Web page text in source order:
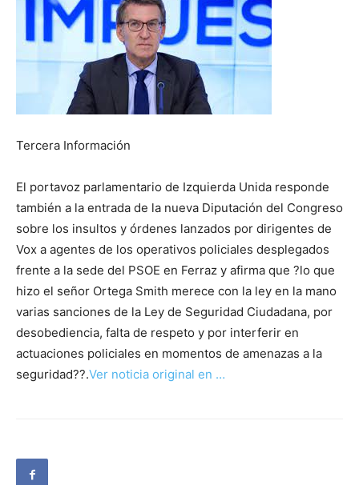
Tercera Información
El portavoz parlamentario de Izquierda Unida responde
también a la entrada de la nueva Diputación del Congreso
sobre los insultos y órdenes lanzados por dirigentes de
Vox a agentes de los operativos policiales desplegados
frente a la sede del PSOE en Ferraz y afirma que ?lo que
hizo el señor Ortega Smith merece con la ley en la mano
varias sanciones de la Ley de Seguridad Ciudadana, por
desobediencia, falta de respeto y por interferir en
actuaciones policiales en momentos de amenazas a la
seguridad??.Ver noticia original en …